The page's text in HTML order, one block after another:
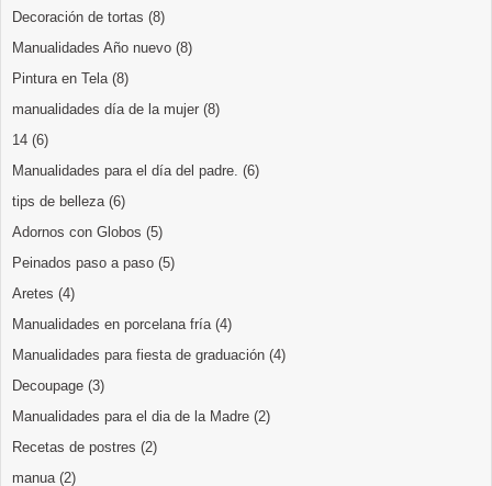
Decoración de tortas (8)
Manualidades Año nuevo (8)
Pintura en Tela (8)
manualidades día de la mujer (8)
14 (6)
Manualidades para el día del padre. (6)
tips de belleza (6)
Adornos con Globos (5)
Peinados paso a paso (5)
Aretes (4)
Manualidades en porcelana fría (4)
Manualidades para fiesta de graduación (4)
Decoupage (3)
Manualidades para el dia de la Madre (2)
Recetas de postres (2)
manua (2)